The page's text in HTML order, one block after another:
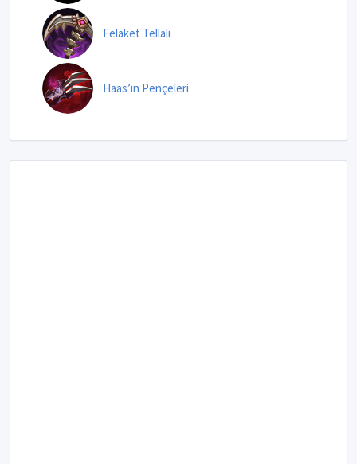
Felaket Tellalı
Haas’ın Pençeleri